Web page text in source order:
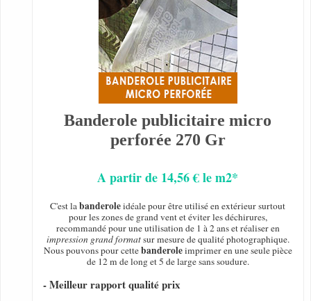
Banderole publicitaire micro
perforée 270 Gr
A partir de 14,56 € le m2*
C'est labanderoleidéale pour être utilisé en extérieur surtout
pour les zones de grand vent et éviter les déchirures,
recommandé pour une utilisation de 1 à 2 ans et réaliser en
impression grand formatsur mesure de qualité photographique.
Nous pouvons pour cettebanderoleimprimer en une seule pièce
de 12 m de long et 5 de large sans soudure.
- Meilleur rapport qualité prix